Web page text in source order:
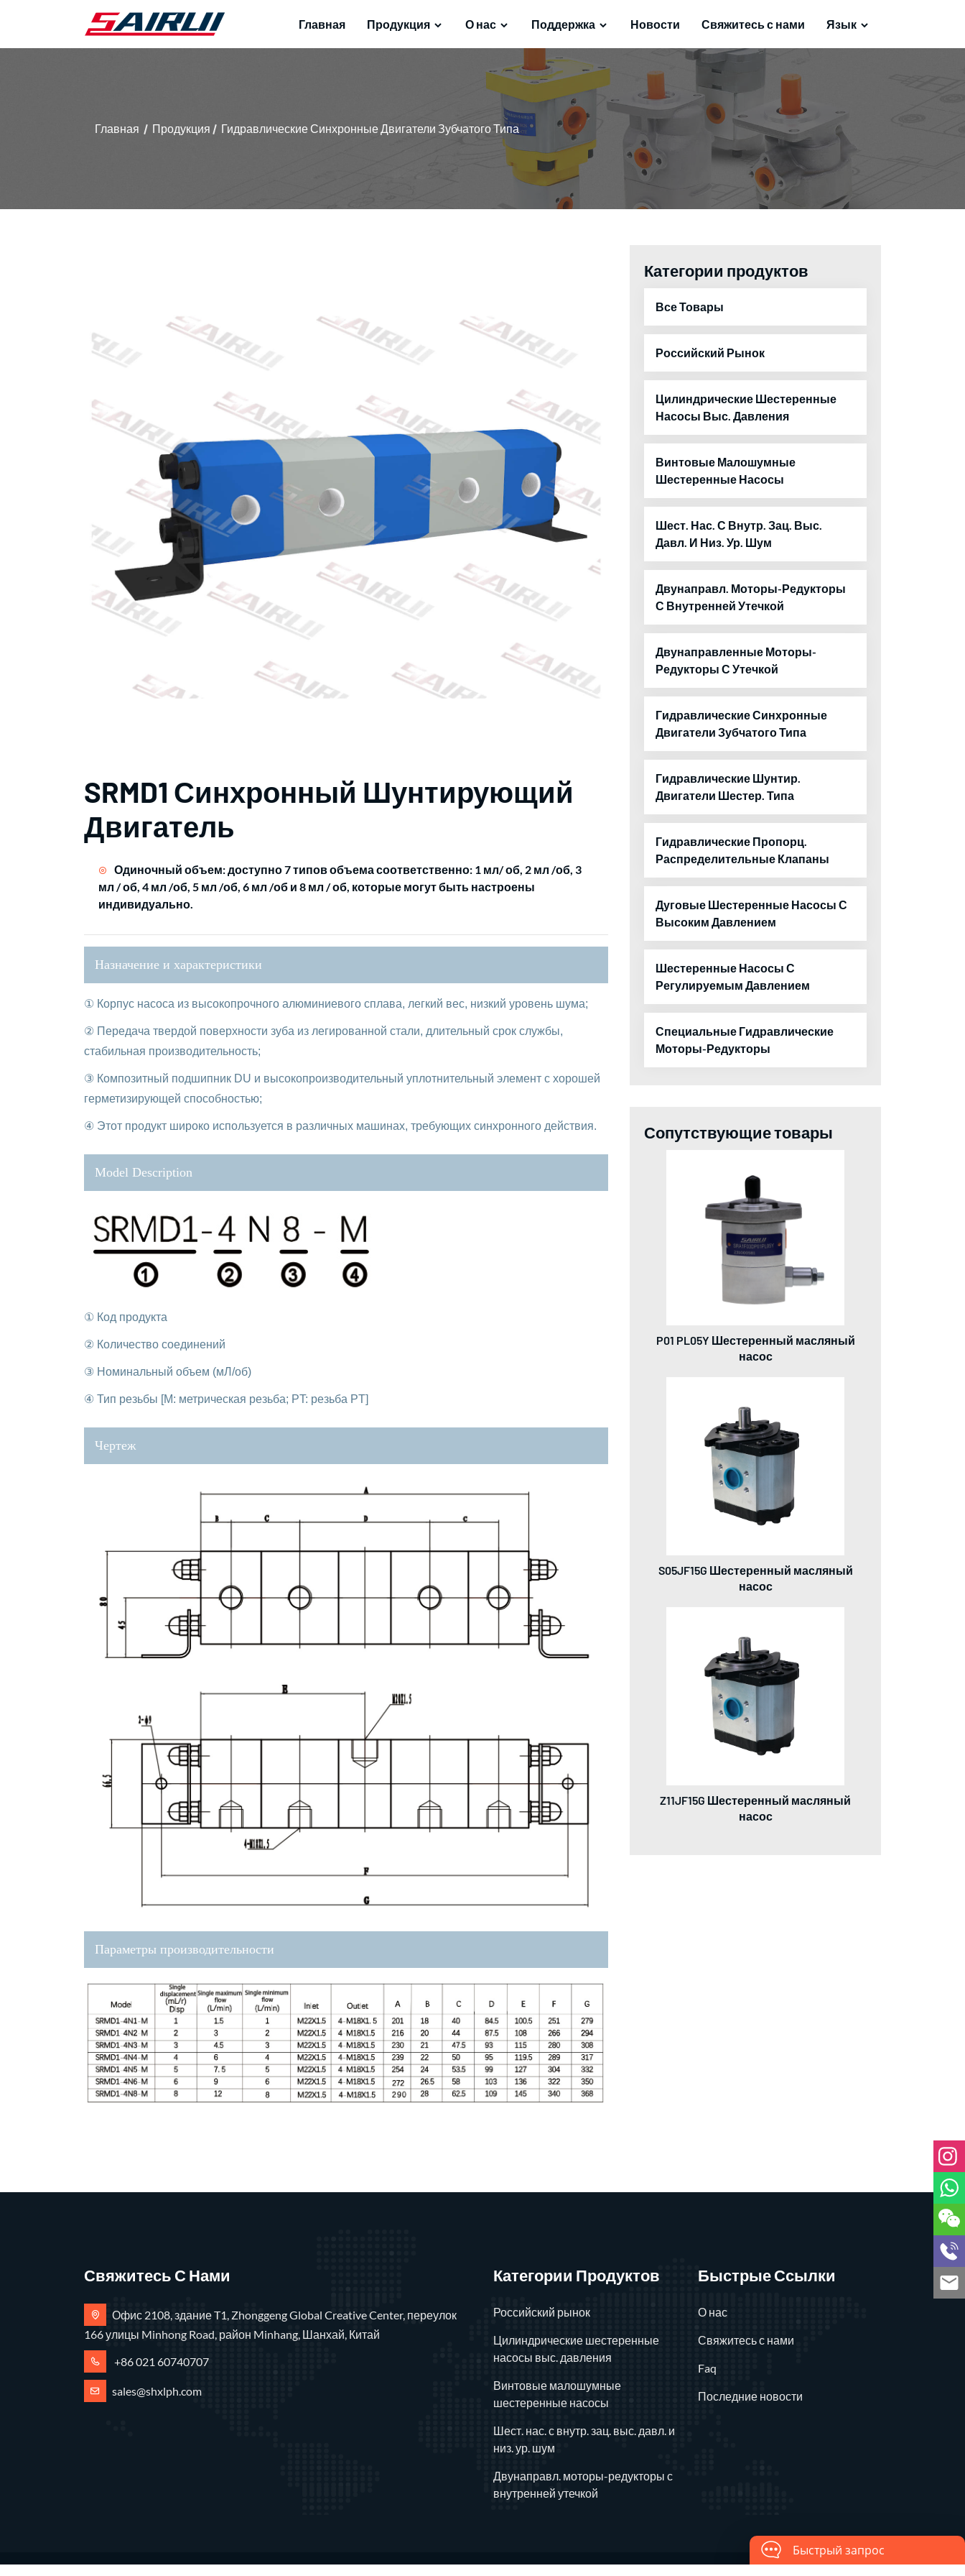
Главная Продукция О нас Поддержка Новости Свяжитесь с нами Язык
Главная Продукция Гидравлические Синхронные Двигатели Зубчатого Типа
SRMD1 Синхронный Шунтирующий
Двигатель
Одиночный объем: доступно 7 типов объема соответственно: 1 мл/ об, 2 мл /об, 3
мл / об, 4 мл /об, 5 мл /об, 6 мл /об и 8 мл / об, которые могут быть настроены
индивидуально.
Назначение и характеристики
① Корпус насоса из высокопрочного алюминиевого сплава, легкий вес, низкий уровень шума;
② Передача твердой поверхности зуба из легированной стали, длительный срок службы,
стабильная производительность;
③ Композитный подшипник DU и высокопроизводительный уплотнительный элемент с хорошей
герметизирующей способностью;
④ Этот продукт широко используется в различных машинах, требующих синхронного действия.
Model Description
① Код продукта
② Количество соединений
③ Номинальный объем (мЛ/об)
④ Тип резьбы [M: метрическая резьба; PT: резьба PT]
Чертеж
Параметры производительности
Категории продуктов
Все Товары
Российский Рынок
Цилиндрические Шестеренные
Насосы Выс. Давления
Винтовые Малошумные
Шестеренные Насосы
Шест. Нас. С Внутр. Зац. Выс.
Давл. И Низ. Ур. Шум
Двунаправл. Моторы-Редукторы
С Внутренней Утечкой
Двунаправленные Моторы-
Редукторы С Утечкой
Гидравлические Синхронные
Двигатели Зубчатого Типа
Гидравлические Шунтир.
Двигатели Шестер. Типа
Гидравлические Пропорц.
Распределительные Клапаны
Дуговые Шестеренные Насосы С
Высоким Давлением
Шестеренные Насосы С
Регулируемым Давлением
Специальные Гидравлические
Моторы-Редукторы
Сопутствующие товары
P01 PL05Y Шестеренный масляный
насос
S05JF15G Шестеренный масляный
насос
Z11JF15G Шестеренный масляный
насос
Свяжитесь С Нами
Офис 2108, здание T1, Zhonggeng Global Creative Center, переулок
166 улицы Minhong Road, район Minhang, Шанхай, Китай
+86 021 60740707
sales@shxlph.com
Категории Продуктов
Российский рынок
Цилиндрические шестеренные
насосы выс. давления
Винтовые малошумные
шестеренные насосы
Шест. нас. с внутр. зац. выс. давл. и
низ. ур. шум
Двунаправл. моторы-редукторы с
внутренней утечкой
Быстрые Ссылки
О нас
Свяжитесь с нами
Faq
Последние новости
Быстрый запрос